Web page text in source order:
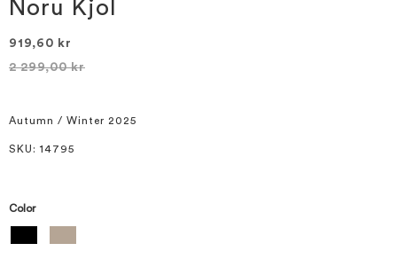
Noru Kjol
919,60 kr
2 299,00 kr
Autumn / Winter 2025
SKU : 14795
Color